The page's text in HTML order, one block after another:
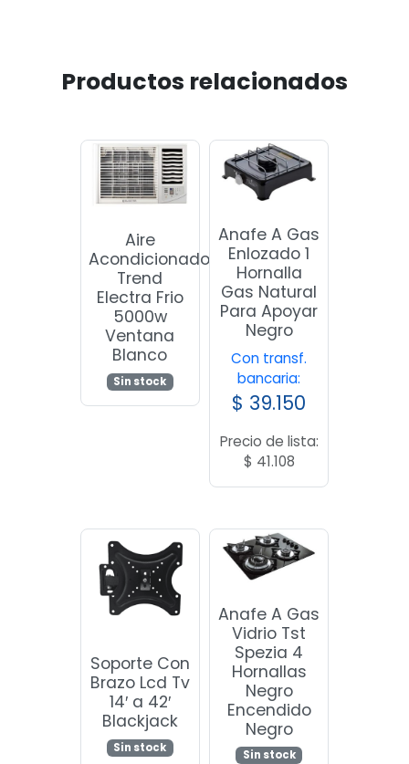
Productos relacionados
Aire
Acondicionado
Trend
Electra Frio
5000w
Ventana
Blanco
Sin stock
Anafe A Gas
Enlozado 1
Hornalla
Gas Natural
Para Apoyar
Negro
Con transf.
bancaria:
$ 39.150
Precio de lista:
$ 41.108
Soporte Con
Brazo Lcd Tv
14′ a 42′
Blackjack
Sin stock
Anafe A Gas
Vidrio Tst
Spezia 4
Hornallas
Negro
Encendido
Negro
Sin stock